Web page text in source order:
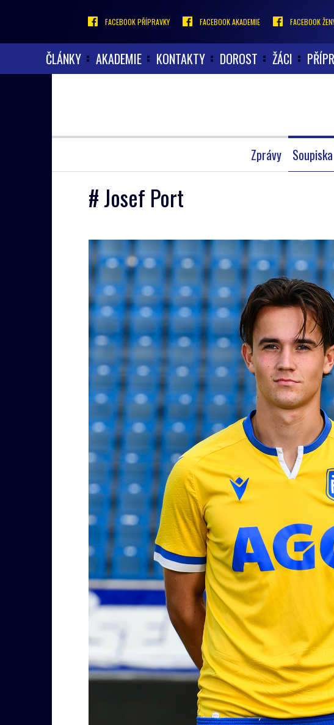
FACEBOOK PŘÍPRAVKY FACEBOOK AKADEMIE FACEBOOK
ČLÁNKY AKADEMIE KONTAKTY DOROST ŽÁCI
Zprávy Soupiska
# Josef Port